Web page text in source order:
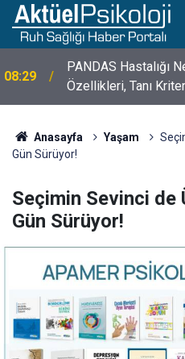
10:30
10 Mayıs Psikologlar
Mayıs Tarihinin
Anasayfa Yaşam
Gün Sürüyor!
Seçimin Sevinci de
Gün Sürüyor!